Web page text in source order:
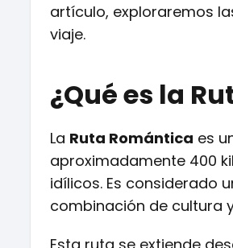
artículo, exploraremos
viaje.
¿Qué es la
La Ruta Romántica es
aproximadamente 400
idílicos. Es considerado
combinación de cultura